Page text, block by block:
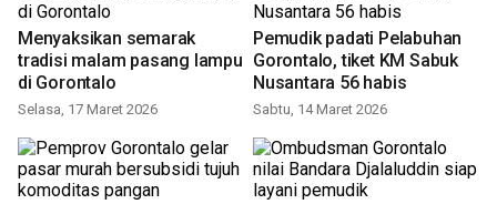
Menyaksikan semarak
tradisi malam pasang lampu
di Gorontalo
Selasa, 17 Maret 2026
Pemudik padati Pelabuhan
Gorontalo, tiket KM Sabuk
Nusantara 56 habis
Sabtu, 14 Maret 2026